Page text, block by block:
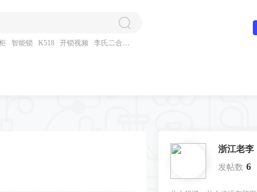
智能锁 K518 开锁视频 李氏二合一
浙江老李
发帖数 6